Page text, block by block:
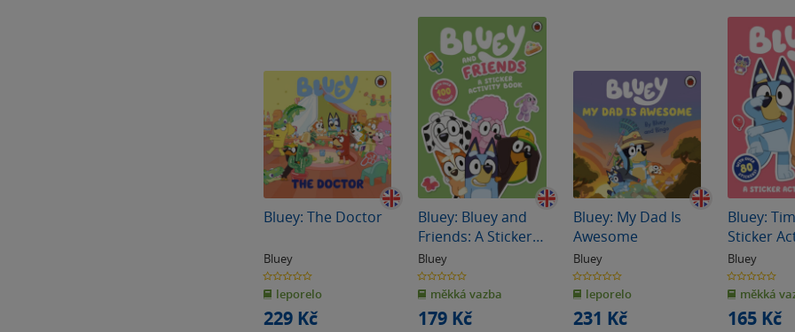
Bluey: The Doctor
Bluey
0.0
z
5
hvězdiček
leporelo
229 Kč
Bluey: Bluey and
Friends: A Sticker
Activity Book
Bluey
0.0
z
5
hvězdiček
měkká vazba
179 Kč
Bluey: My Dad Is
Awesome
Bluey
0.0
z
5
hvězdiček
leporelo
231 Kč
Bluey:
Sticker
Bluey
0.0
z
5
hvězdiček
měkká
165 Kč